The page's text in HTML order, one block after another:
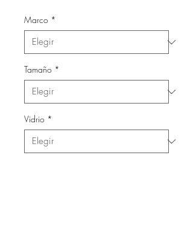
Marco *
Tamaño *
Vidrio *